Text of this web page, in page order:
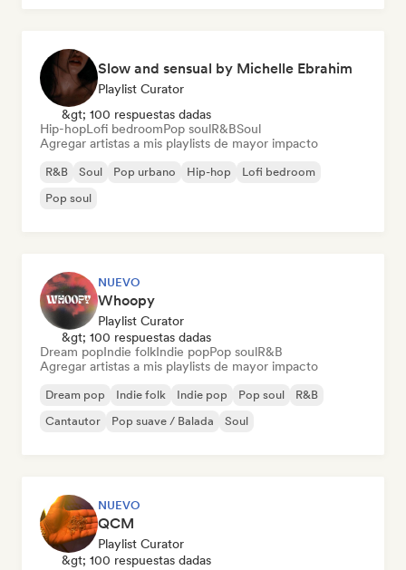
Slow and sensual by Michelle Ebrahim
Playlist Curator
&gt; 100 respuestas dadas
Hip-hopLofi bedroomPop soulR&BSoul
Agregar artistas a mis playlists de mayor impacto
R&B Soul Pop urbano Hip-hop
Lofi bedroom
Pop soul
NUEVO
Whoopy
Playlist Curator
&gt; 100 respuestas dadas
Dream popIndie folkIndie popPop soulR&B
Agregar artistas a mis playlists de mayor impacto
Dream pop Indie folk Indie pop Pop soul
R&B
Cantautor
Pop suave / Balada Soul
NUEVO
QCM
Playlist Curator
&gt; 100 respuestas dadas